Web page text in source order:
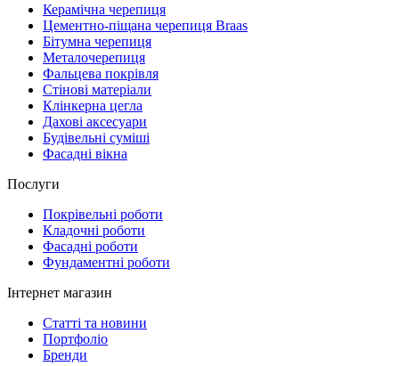
Керамічна черепиця
Цементно-піщана черепиця Braas
Бітумна черепиця
Металочерепиця
Фальцева покрівля
Стінові матеріали
Клінкерна цегла
Дахові аксесуари
Будівельні суміші
Фасадні вікна
Послуги
Покрівельні роботи
Кладочні роботи
Фасадні роботи
Фундаментні роботи
Інтернет магазин
Статті та новини
Портфоліо
Бренди